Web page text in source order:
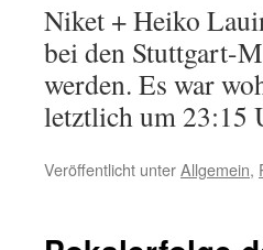
Niket + Heiko
bei den Stuttgart-
werden. Es war
letztlich um 23:15
Veröffentlicht unterAllgemein,